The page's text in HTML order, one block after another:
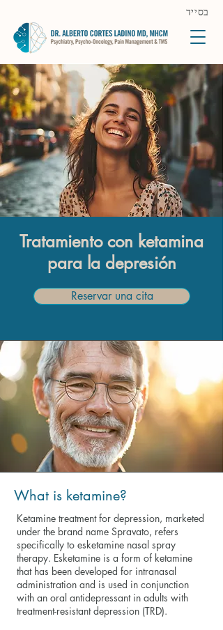
בסייד
Tratamiento con ketamina
para la depresión
Reservar una cita
What is ketamine?
Ketamine treatment for depression, marketed
under the brand name Spravato, refers
specifically to esketamine nasal spray
therapy. Esketamine is a form of ketamine
that has been developed for intranasal
administration and is used in conjunction
with an oral antidepressant in adults with
treatment-resistant depression (TRD).